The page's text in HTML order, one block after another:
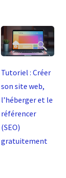
Tutoriel : Créer
son site web,
l’héberger et le
référencer
(SEO)
gratuitement